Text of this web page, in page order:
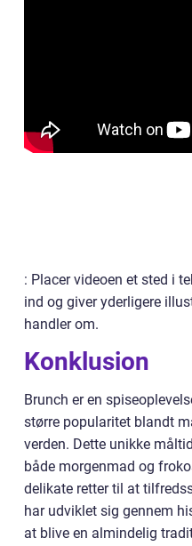
: Placer videoen et sted i
ind og giver yderligere
handler om.
Konklusion
Brunch er en
større popularitet blandt
verden. Dette unikke
både morgenmad og
delikate retter til at
har udviklet sig gennem
at blive en almindelig